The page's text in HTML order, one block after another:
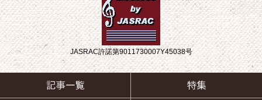
JASRAC許諾第9011730007Y45038号